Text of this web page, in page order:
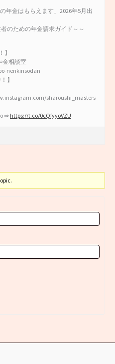
年金はもらえます」2026年5月出
のための年金請求ガイド～～
】
金相談室
nenkinsodan
】
sharoushi_masters
⇒ https://t.co/0cQfyyoVZU